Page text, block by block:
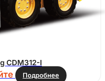
CDM312-I
Подробнее